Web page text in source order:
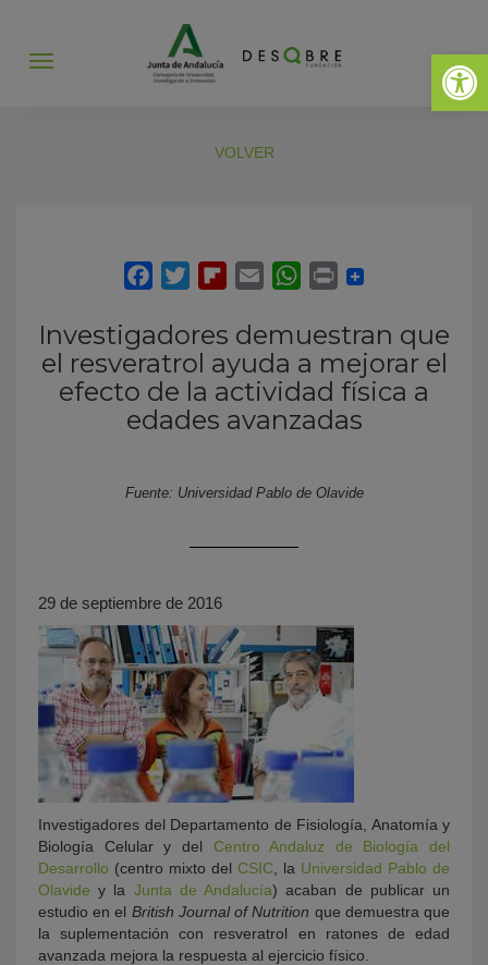
Abrir
Abrir
VOLVER
Investigadores demuestran que
el resveratrol ayuda a mejorar el
efecto de la actividad física a
edades avanzadas
Fuente: Universidad Pablo de Olavide
29 de septiembre de 2016
Investigadores del Departamento de Fisiología, Anatomía y
Biología Celular y del Centro Andaluz de Biología del
Desarrollo (centro mixto del CSIC , la Universidad Pablo de
Olavidey la Junta de Andalucía) acaban de publicar un
estudio en el British Journal of Nutrition que demuestra que
la suplementación con resveratrol en ratones de edad
avanzada mejora la respuesta al ejercicio físico.